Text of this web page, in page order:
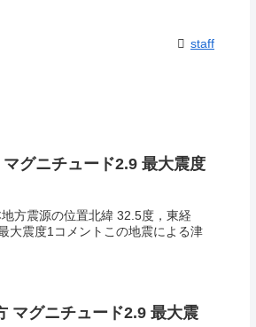
staff
グニチュード2.9 最大震度
方震源の位置北緯 32.5度，東経
大震度1コメントこの地震による津
マグニチュード2.9 最大震